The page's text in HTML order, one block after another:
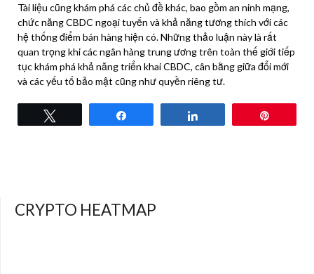
Tài liệu cũng khám phá các chủ đề khác, bao gồm an ninh mạng,
chức năng CBDC ngoại tuyến và khả năng tương thích với các
hệ thống điểm bán hàng hiện có. Những thảo luận này là rất
quan trọng khi các ngân hàng trung ương trên toàn thế giới tiếp
tục khám phá khả năng triển khai CBDC, cân bằng giữa đổi mới
và các yếu tố bảo mật cũng như quyền riêng tư.
CRYPTO HEATMAP